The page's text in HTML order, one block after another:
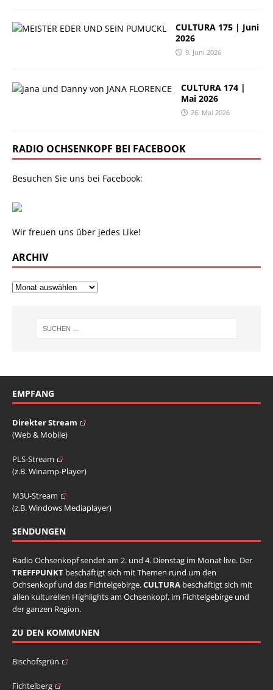
CULTURA 175 | Juni
2026
9. Juni 2026
CULTURA 174 |
Mai 2026
26. Mai 2026
RADIO OCHSENKOPF BEI FACEBOOK
Besuchen Sie uns bei Facebook:
Wir freuen uns über jedes Like!
ARCHIV
EMPFANG
Direkter Stream
(Web & Mobile)
PLS-Stream
(z.B. Winamp-Player)
M3U-Stream
(z.B. Windows Mediaplayer)
SENDUNGEN
Radio Ochsenkopf sendet am 2. und 4. Dienstag im Monat live. Der
TREFFPUNKT beschäftigt sich mit Themen rund um den
Ochsenkopf und das Fichtelgebirge.CULTURA beschäftigt sich mit
allen kulturellen Highlights am Ochsenkopf, im Fichtelgebirge und
der ganzen Region.
ZU DEN KOMMUNEN
Bischofsgrün
Fichtelberg